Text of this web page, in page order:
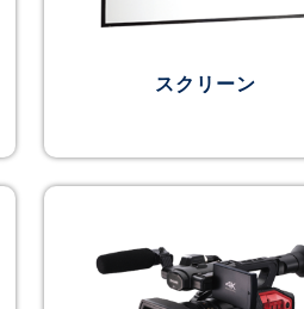
スクリーン